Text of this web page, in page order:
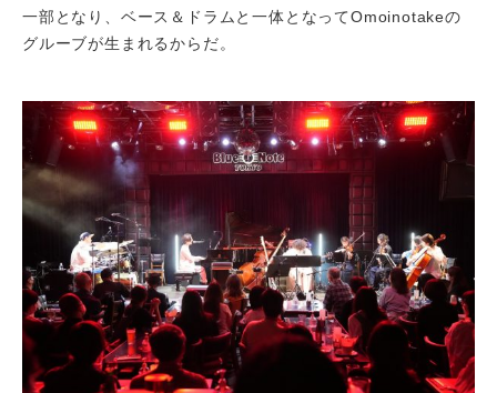
一部となり、ベース＆ドラムと一体となってOmoinotakeの
グルーブが生まれるからだ。